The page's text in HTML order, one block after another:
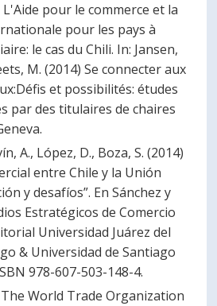
L'Aide pour le commerce et la
pour les pays à
le cas du Chili. In: Jansen,
M. (2014) Se connecter aux
et possibilités: études
par des titulaires de chaires
A., López, D., Boza, S. (2014)
entre Chile y la Unión
y desafíos”. En Sánchez y
Estratégicos de Comercio
Universidad Juárez del
& Universidad de Santiago
978-607-503-148-4.
The World Trade Organization